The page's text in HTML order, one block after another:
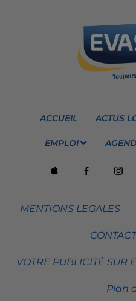
ACCUEIL ACTUS
EMPLOI
MENTIONS LEGALES
VOTRE PUBLICITÉ SUR
Plan